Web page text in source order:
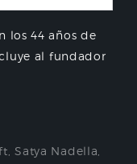
los 44 años de
al fundador
,Satya Nadella